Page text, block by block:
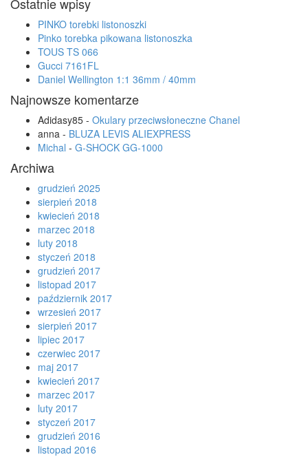
PINKO torebki listonoszki
Pinko torebka pikowana listonoszka
TOUS TS 066
Gucci 7161FL
Daniel Wellington 1:1 36mm / 40mm
Najnowsze komentarze
Adidasy85 - Okulary przeciwsłoneczne Chanel
anna - BLUZA LEVIS ALIEXPRESS
Michal - G-SHOCK GG-1000
Archiwa
grudzień 2025
sierpień 2018
kwiecień 2018
marzec 2018
luty 2018
styczeń 2018
grudzień 2017
listopad 2017
październik 2017
wrzesień 2017
sierpień 2017
lipiec 2017
czerwiec 2017
maj 2017
kwiecień 2017
marzec 2017
luty 2017
styczeń 2017
grudzień 2016
listopad 2016